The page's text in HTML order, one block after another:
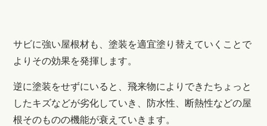
サビに強い屋根材も、塗装を適宜塗り替えていくことで
よりその効果を発揮します。
逆に塗装をせずにいると、飛来物によりできたちょっと
したキズなどが劣化していき、防水性、断熱性などの屋
根そのものの機能が衰えていきます。